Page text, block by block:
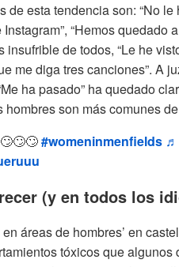
esta tendencia son: “No le
“Hemos quedado
insufrible de todos, “Le he
me diga tres canciones”. A
ha pasado” ha quedado
son más comunes
#womeninmenfields ♬
(y en todos los
en áreas de hombres’ en
tóxicos que algunos